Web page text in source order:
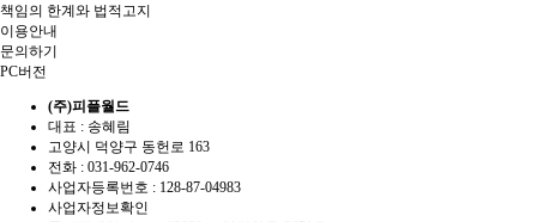
책임의 한계와 법적고지
이용안내
문의하기
PC버전
(주)피플월드
대표 : 송혜림
고양시 덕양구 동헌로 163
전화 : 031-962-0746
사업자등록번호 : 128-87-04983
사업자정보확인